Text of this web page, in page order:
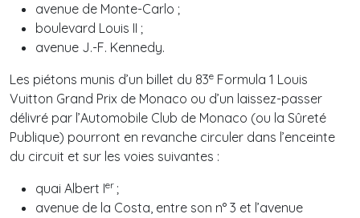
avenue de Monte-Carlo ;
boulevard Louis II ;
avenue J.-F. Kennedy.
Les piétons munis d’un billet du 83e Formula 1 Louis
Vuitton Grand Prix de Monaco ou d’un laissez-passer
délivré par l’Automobile Club de Monaco (ou la Sûreté
Publique) pourront en revanche circuler dans l’enceinte
du circuit et sur les voies suivantes :
quai Albert Ier ;
avenue de la Costa, entre son n° 3 et l’avenue